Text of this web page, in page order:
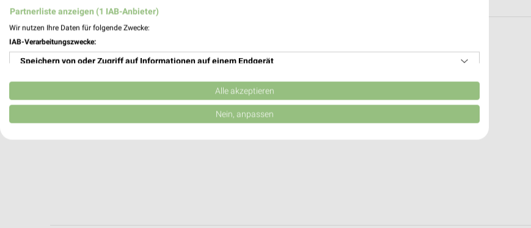
Partnerliste anzeigen (1 IAB-Anbieter)
Wir nutzen Ihre Daten für folgende Zwecke:
IAB-Verarbeitungszwecke:
Speichern von oder Zugriff auf Informationen auf einem Endgerät
Verwendung reduzierter Daten zur Auswahl von Werbeanzeigen
Erstellung von Profilen für personalisierte Werbung
Alle akzeptieren
Nein, anpassen